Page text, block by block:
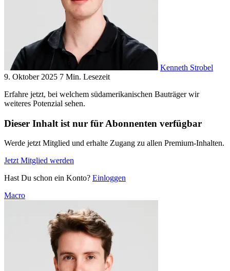
Kenneth Strobel
9. Oktober 2025 7 Min. Lesezeit
Erfahre jetzt, bei welchem südamerikanischen Bauträger wir
weiteres Potenzial sehen.
Dieser Inhalt ist nur für Abonnenten verfügbar
Werde jetzt Mitglied und erhalte Zugang zu allen Premium-Inhalten.
Jetzt Mitglied werden
Hast Du schon ein Konto? Einloggen
Macro